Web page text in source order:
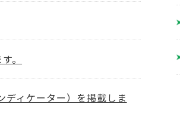
。
ィケーター）を掲載しま